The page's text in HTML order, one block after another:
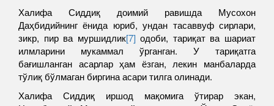
Халифа Сиддиқ доимий равишда Мусохон
Даҳбидийнинг ёнида юриб, ундан тасаввуф сирлари,
зикр, пир ва муршидлик[7]одоби, тариқат ва шариат
илмларини мукаммал ўрганган. У тариқатга
бағишланган асарлар ҳам ёзган, лекин манбаларда
тўлиқ бўлмаган биргина асари тилга олинади.
Халифа Сиддиқ иршод мақомига ўтирар экан,